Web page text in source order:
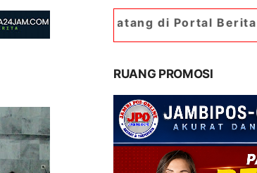
Datang di Portal Berita Jambipos
RUANG PROMOSI